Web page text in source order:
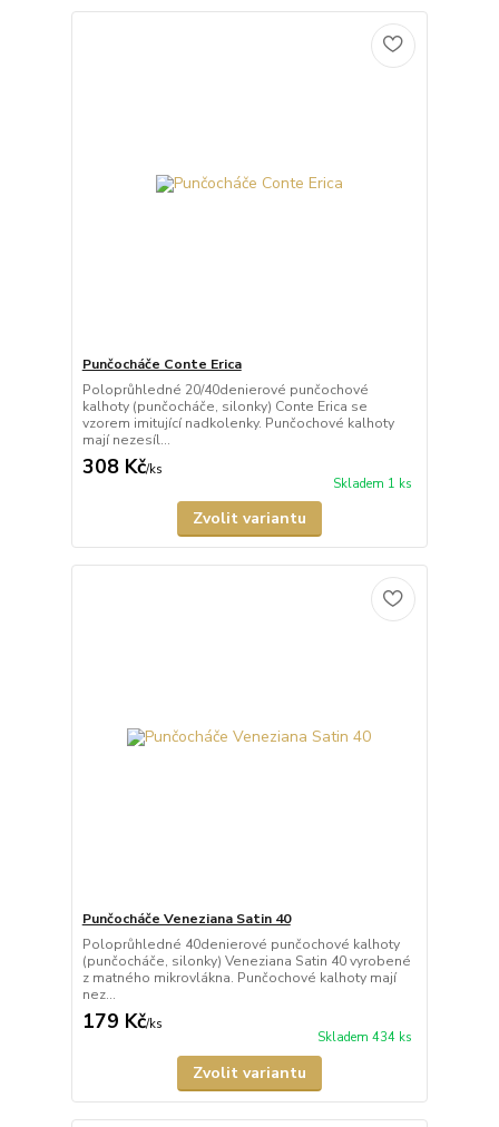
Punčocháče Conte Erica
Poloprůhledné 20/40denierové punčochové
kalhoty (punčocháče, silonky) Conte Erica se
vzorem imitující nadkolenky. Punčochové kalhoty
mají nezesíl...
308 Kč/ks
Skladem 1 ks
Zvolit variantu
Punčocháče Veneziana Satin 40
Poloprůhledné 40denierové punčochové kalhoty
(punčocháče, silonky) Veneziana Satin 40 vyrobené
z matného mikrovlákna. Punčochové kalhoty mají
nez...
179 Kč/ks
Skladem 434 ks
Zvolit variantu